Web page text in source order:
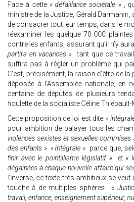
Face à cette« défaillance sociétale » ,
ministre de la Justice, Gérald
de consacrer tout leur temps, dans le
réexaminer les quelque 70 000
contre les enfants, assurant qu’il n’y aura
partira en vacances »tant que ce
suffira pas à régler un problème qui
C’est, précisément, la raison d’être de
déposée à l’Assemblée nationale, en
centaine de députés de plusieurs
houlette de la socialiste Céline Thiébault-
Cette proposition de loi est dite «
pour ambition de balayer tous les
violences sexistes et sexuelles commises
des enfants ». « Intégrale » parce que,
finir avec le pointillisme législatif »
et «
dégainées à chaque nouvelle affaire qui
l’inverse, ce texte très ambitieux se
touche à de multiples sphères : «
travail, enfance, enseignement supérieur,